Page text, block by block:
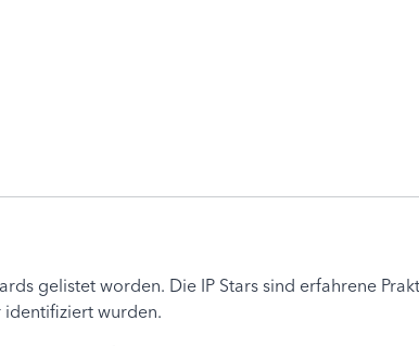
gelistet worden. Die IP Stars sind erfahrene
wurden.